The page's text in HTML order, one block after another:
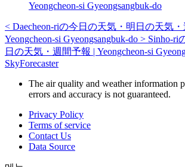
Yeongcheon-si Gyeongsangbuk-do
< Daecheon-riの今日の天気・明日の天気
Yeongcheon-si Gyeongsangbuk-do > Sinho-ri
日の天気・週間予報 | Yeongcheon-si
SkyForecaster
The air quality and weather information
errors and accuracy is not guaranteed.
Privacy Policy
Terms of service
Contact Us
Data Source